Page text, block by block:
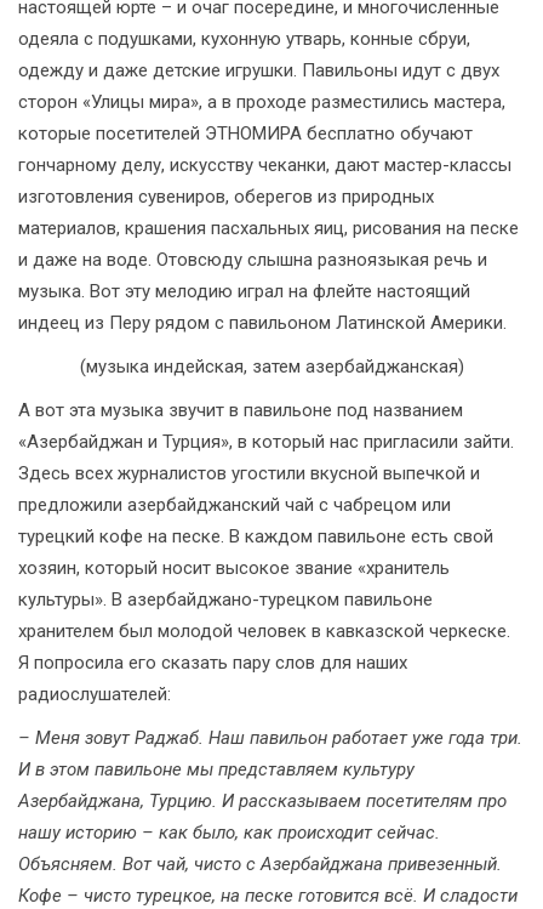
настоящей юрте – и очаг посередине, и многочисленные
одеяла с подушками, кухонную утварь, конные сбруи,
одежду и даже детские игрушки. Павильоны идут с двух
сторон «Улицы мира», а в проходе разместились мастера,
которые посетителей ЭТНОМИРА бесплатно обучают
гончарному делу, искусству чеканки, дают мастер-классы
изготовления сувениров, оберегов из природных
материалов, крашения пасхальных яиц, рисования на песке
и даже на воде. Отовсюду слышна разноязыкая речь и
музыка. Вот эту мелодию играл на флейте настоящий
индеец из Перу рядом с павильоном Латинской Америки.
(музыка индейская, затем азербайджанская)
А вот эта музыка звучит в павильоне под названием
«Азербайджан и Турция», в который нас пригласили зайти.
Здесь всех журналистов угостили вкусной выпечкой и
предложили азербайджанский чай с чабрецом или
турецкий кофе на песке. В каждом павильоне есть свой
хозяин, который носит высокое звание «хранитель
культуры». В азербайджано-турецком павильоне
хранителем был молодой человек в кавказской черкеске.
Я попросила его сказать пару слов для наших
радиослушателей:
– Меня зовут Раджаб. Наш павильон работает уже года три.
И в этом павильоне мы представляем культуру
Азербайджана, Турцию. И рассказываем посетителям про
нашу историю – как было, как происходит сейчас.
Объясняем. Вот чай, чисто с Азербайджана привезенный.
Кофе – чисто турецкое, на песке готовится всё. И сладости